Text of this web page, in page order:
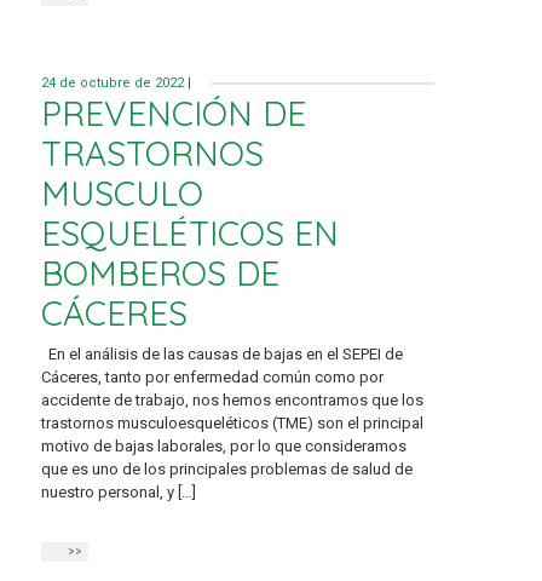
24 de octubre de 2022 |
PREVENCIÓN DE
TRASTORNOS
MUSCULO
ESQUELÉTICOS EN
BOMBEROS DE
CÁCERES
En el análisis de las causas de bajas en el SEPEI de
Cáceres, tanto por enfermedad común como por
accidente de trabajo, nos hemos encontramos que los
trastornos musculoesqueléticos (TME) son el principal
motivo de bajas laborales, por lo que consideramos
que es uno de los principales problemas de salud de
nuestro personal, y […]
>>